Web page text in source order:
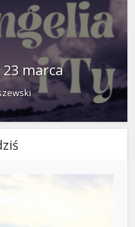
23 marca